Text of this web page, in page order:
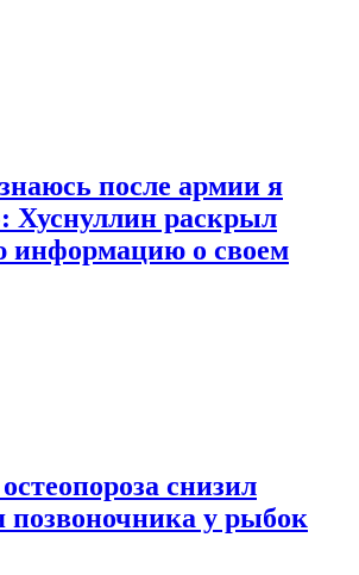
после армии я
Хуснуллин раскрыл
о своем
снизил
позвоночника у рыбок